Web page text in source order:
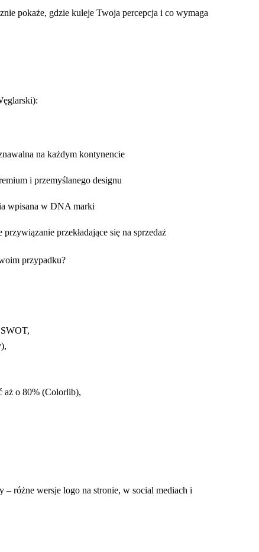
pokaże, gdzie kuleje Twoja percepcja i co wymaga
na każdym kontynencie
i przemyślanego designu
wpisana w DNA marki
przekładające się na sprzedaż
przypadku?
aż o 80% (Colorlib),
różne wersje logo na stronie, w social mediach i